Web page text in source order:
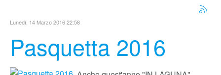
Lunedì, 14 Marzo 2016 22:58
Pasquetta 2016